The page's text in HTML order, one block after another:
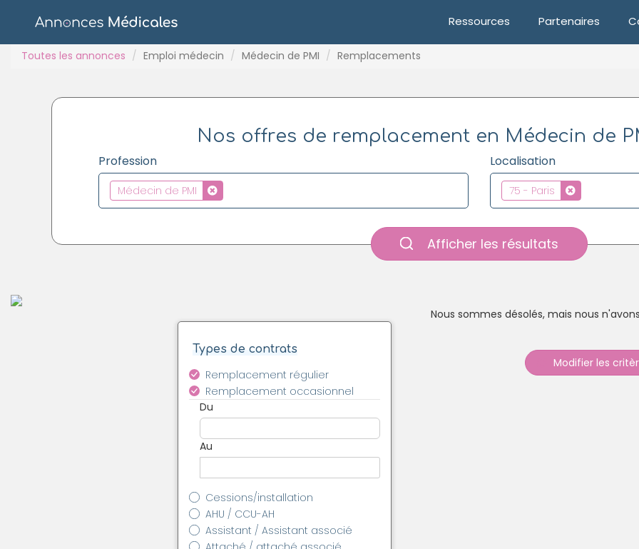
Ressources Partenaires
Toutes les annonces Emploi médecin Médecin de PMI Remplacements
Nos offres de remplacement en Médecin de
Profession
Médecin de PMI
Localisation
75 - Paris
Afficher les résultats
Types de contrats
Remplacement régulier
Remplacement occasionnel
Du
Au
Cessions/installation
AHU / CCU-AH
Assistant / Assistant associé
Nous sommes désolés, mais nous
Modifier les